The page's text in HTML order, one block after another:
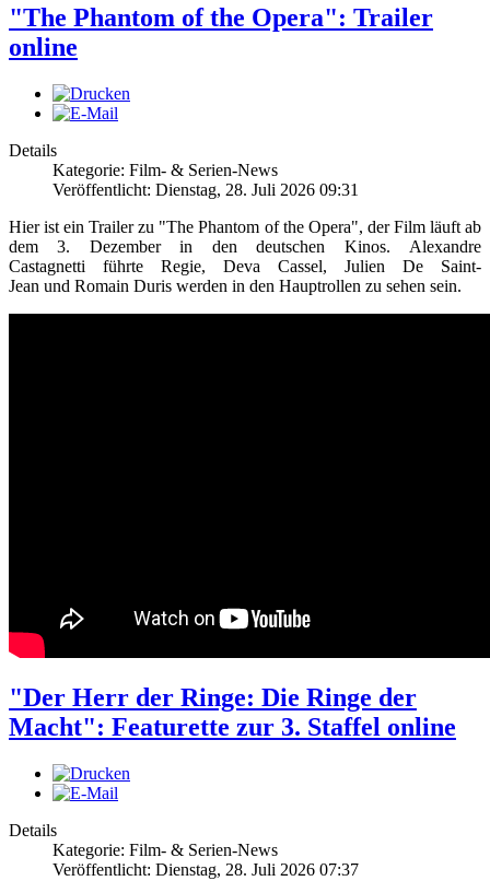
"The Phantom of the Opera": Trailer
online
Details
Kategorie: Film- & Serien-News
Veröffentlicht: Dienstag, 28. Juli 2026 09:31
Hier ist ein Trailer zu "The Phantom of the Opera", der Film läuft ab
dem 3. Dezember in den deutschen Kinos. Alexandre
Castagnetti führte Regie, Deva Cassel, Julien De Saint-
Jean und Romain Duris werden in den Hauptrollen zu sehen sein.
"Der Herr der Ringe: Die Ringe der
Macht": Featurette zur 3. Staffel online
Details
Kategorie: Film- & Serien-News
Veröffentlicht: Dienstag, 28. Juli 2026 07:37